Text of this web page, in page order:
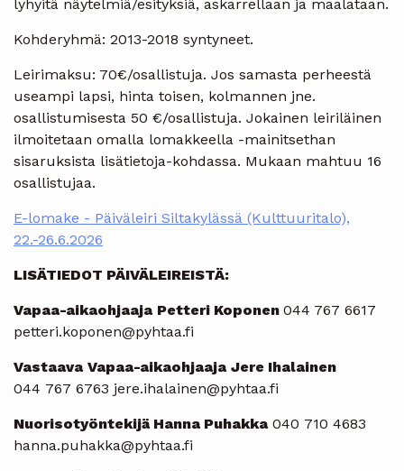
lyhyitä näytelmiä/esityksiä, askarrellaan ja maalataan.
Kohderyhmä: 2013-2018 syntyneet.
Leirimaksu: 70€/osallistuja. Jos samasta perheestä
useampi lapsi, hinta toisen, kolmannen jne.
osallistumisesta 50 €/osallistuja. Jokainen leiriläinen
ilmoitetaan omalla lomakkeella -mainitsethan
sisaruksista lisätietoja-kohdassa. Mukaan mahtuu 16
osallistujaa.
E-lomake - Päiväleiri Siltakylässä (Kulttuuritalo),
22.-26.6.2026
LISÄTIEDOT PÄIVÄLEIREISTÄ:
Vapaa-aikaohjaaja Petteri Koponen 044 767 6617
petteri.koponen@pyhtaa.fi
Vastaava Vapaa-aikaohjaaja Jere Ihalainen
044 767 6763 jere.ihalainen@pyhtaa.fi
Nuorisotyöntekijä Hanna Puhakka040 710 4683
hanna.puhakka@pyhtaa.fi